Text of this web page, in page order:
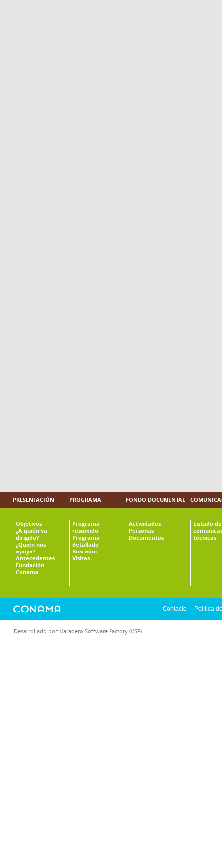
PRESENTACIÓN
Objetivos
¿A quién va
dirigido?
¿Quién nos
apoya?
Antecedentes
Fundación
Conama
PROGRAMA
Programa
resumido
Programa
detallado
Buscador
Visitas
FONDO DOCUMENTAL
Actividades
Personas
Documentos
Listado de
técnicas
Contacto Política
Desarrollado por: Varadero Software Factory (VSF)